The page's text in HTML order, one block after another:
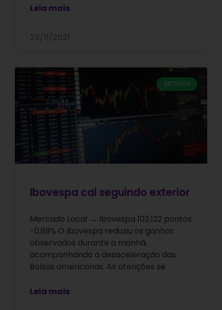
Leia mais
ARTIGOS
Ibovespa cai seguindo exterior
Mercado Local → Ibovespa 102.122 pontos
-0,89% O Ibovespa reduziu os ganhos
observados durante a manhã,
acompanhando a desaceleração das
Bolsas americanas. As atenções se
Leia mais